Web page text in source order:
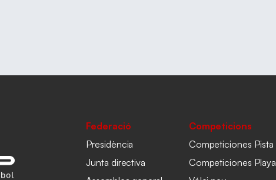
Federació
Presidència
Junta directiva
Competicions
Competiciones Pista
Competiciones Playa